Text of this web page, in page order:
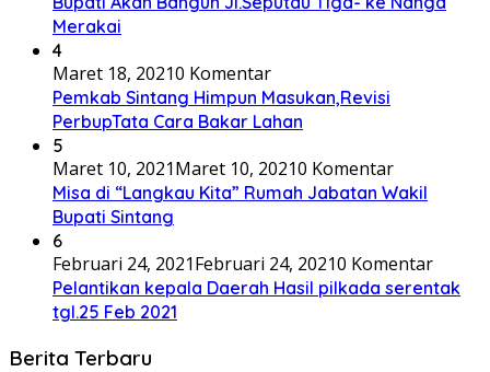
Merakai
4
Maret 18, 20210 Komentar
Pemkab Sintang Himpun Masukan,Revisi
PerbupTata Cara Bakar Lahan
5
Maret 10, 2021Maret 10, 20210 Komentar
Misa di “Langkau Kita” Rumah Jabatan Wakil
Bupati Sintang
6
Februari 24, 2021Februari 24, 20210 Komentar
Pelantikan kepala Daerah Hasil pilkada serentak
tgl.25 Feb 2021
Berita Terbaru